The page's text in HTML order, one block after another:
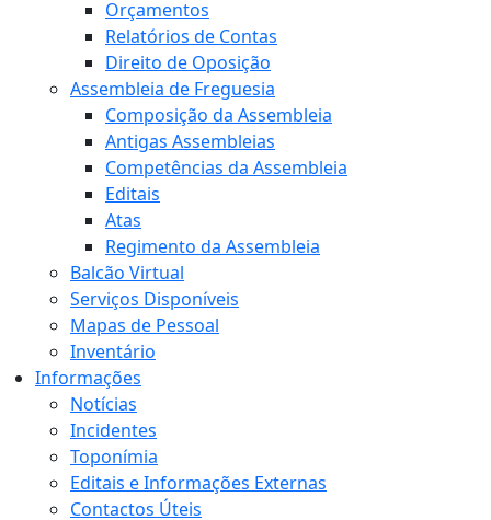
Orçamentos
Relatórios de Contas
Direito de Oposição
Assembleia de Freguesia
Composição da Assembleia
Antigas Assembleias
Competências da Assembleia
Editais
Atas
Regimento da Assembleia
Balcão Virtual
Serviços Disponíveis
Mapas de Pessoal
Inventário
Informações
Notícias
Incidentes
Toponímia
Editais e Informações Externas
Contactos Úteis